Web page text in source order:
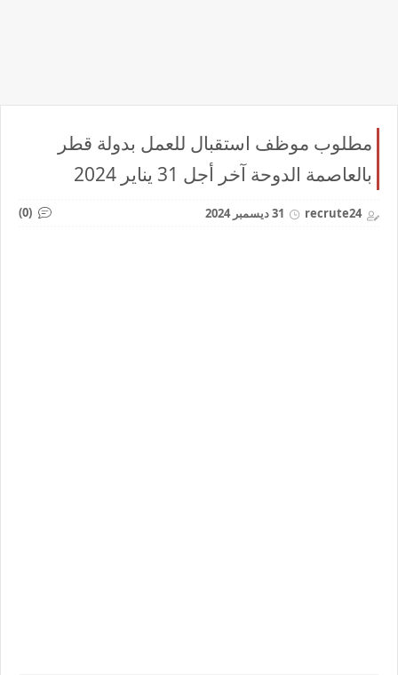
مطلوب موظف استقبال للعمل بدولة قطر
بالعاصمة الدوحة آخر أجل 31 يناير 2024
recrute24 31 ديسمبر 2024 (0)